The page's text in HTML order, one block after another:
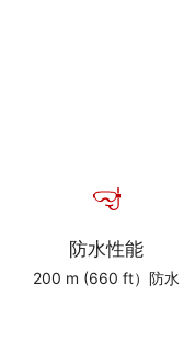
防水性能
200 m (660 ft）防水